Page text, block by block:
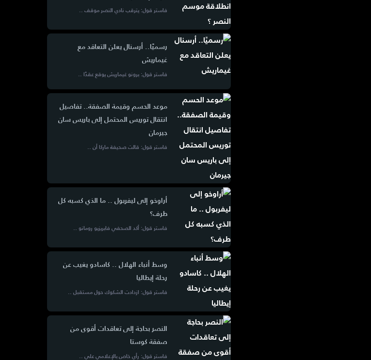
فاستر قول: يترقب نادي النصر موقف ..
رسميًا.. أرسنال يعلن التعاقد مع
غيماريش
فاستر قول: برونو غيماريش يوقع عقدًا ..
موعد الحسم وقيمة الصفقة.. تفاصيل
انتقال توريس المحتمل إلى باريس سان
جيرمان
فاستر قول: قالت صحيفة ماركا أن ..
أراوخو إلى ليفربول .. ما الذي كسبه كل
طرف؟
فاستر قول: أكد الصحفي فابريزيو رومانو ..
وسط أنباء الهلال .. كاسادو يغيب عن
رحلة إيطاليا
فاستر قول: ازدادت الشكوك حول مستقبل ..
النصر بحاجة إلى تعاقدات أقوى من
صفقة كوستا
فاستر قول: رأي خاص بالإعلامي علي ..